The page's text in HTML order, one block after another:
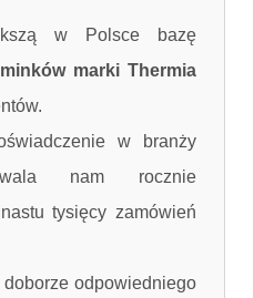
w Polsce bazę
marki Thermia
w branży
nam rocznie
tysięcy zamówień
odpowiedniego